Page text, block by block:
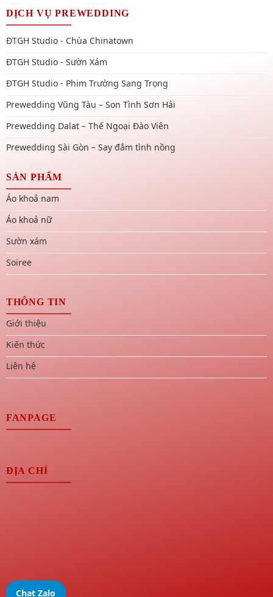
DỊCH VỤ PREWEDDING
ĐTGH Studio - Chùa Chinatown
ĐTGH Studio - Sườn Xám
ĐTGH Studio - Phim Trường Sang Trọng
Prewedding Vũng Tàu – Son Tình Sơn Hải
Prewedding Dalat – Thế Ngoại Đào Viên
Prewedding Sài Gòn – Say đắm tình nồng
SẢN PHẨM
Áo khoả nam
Áo khoả nữ
Sườn xám
Soiree
THÔNG TIN
Giới thiệu
Kiến thức
Liên hệ
FANPAGE
ĐỊA CHỈ
Chat Zalo